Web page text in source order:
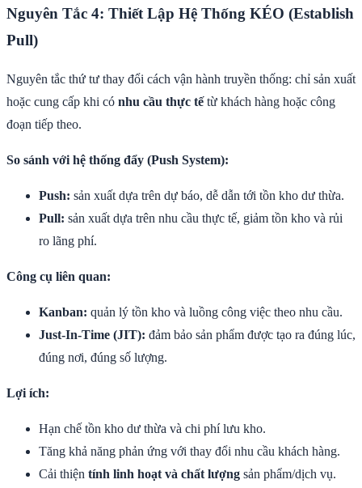
Nguyên Tắc 4: Thiết Lập Hệ Thống KÉO (Establish
Pull)
Nguyên tắc thứ tư thay đổi cách vận hành truyền thống: chỉ sản xuất
hoặc cung cấp khi có nhu cầu thực tếtừ khách hàng hoặc công
đoạn tiếp theo.
So sánh với hệ thống đẩy (Push System):
Push: sản xuất dựa trên dự báo, dễ dẫn tới tồn kho dư thừa.
Pull: sản xuất dựa trên nhu cầu thực tế, giảm tồn kho và rủi
ro lãng phí.
Công cụ liên quan:
Kanban: quản lý tồn kho và luồng công việc theo nhu cầu.
Just-In-Time (JIT): đảm bảo sản phẩm được tạo ra đúng lúc,
đúng nơi, đúng số lượng.
Lợi ích:
Hạn chế tồn kho dư thừa và chi phí lưu kho.
Tăng khả năng phản ứng với thay đổi nhu cầu khách hàng.
Cải thiện tính linh hoạt và chất lượng sản phẩm/dịch vụ.